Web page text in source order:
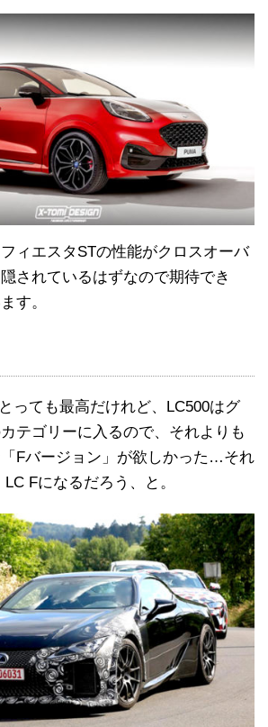
ィエスタSTの性能がクロスオーバ
されているはずなので期待でき
す。
っても最高だけれど、LC500はグ
テゴリーに入るので、それよりも
Fバージョン」が欲しかった…それ
Fになるだろう、と。